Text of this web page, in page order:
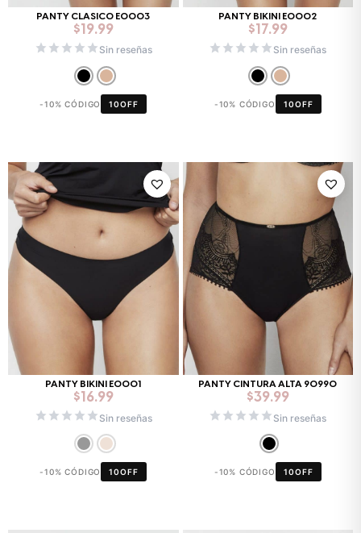
PANTY CLASICO E0003
$19.99
Sin reseñas
-10% CÓDIGO 10OFF
PANTY BIKINI E0002
$17.99
Sin reseñas
-10% CÓDIGO 10OFF
PANTY BIKINI E0001
$16.99
Sin reseñas
-10% CÓDIGO 10OFF
PANTY CINTURA ALTA 90990
$39.99
Sin reseñas
-10% CÓDIGO 10OFF